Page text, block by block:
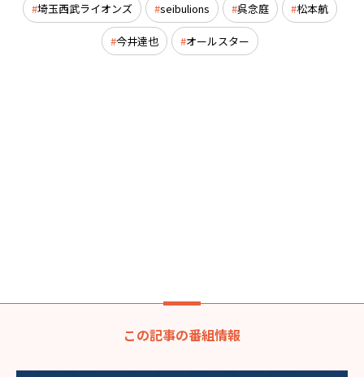
埼玉西武ライオンズ seibulions 呉念庭 松本航
今井達也 オールスター
この記事の番組情報